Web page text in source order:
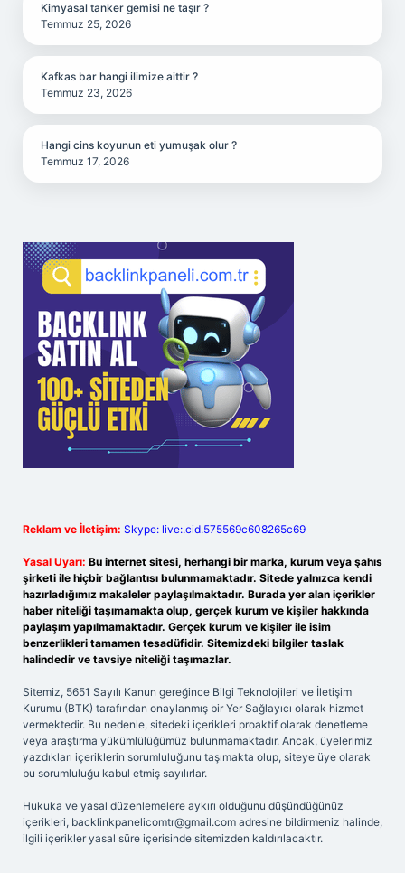
Kimyasal tanker gemisi ne taşır ?
Temmuz 25, 2026
Kafkas bar hangi ilimize aittir ?
Temmuz 23, 2026
Hangi cins koyunun eti yumuşak olur ?
Temmuz 17, 2026
Reklam ve İletişim: Skype: live:.cid.575569c608265c69
Yasal Uyarı: Bu internet sitesi, herhangi bir marka, kurum veya şahıs
şirketi ile hiçbir bağlantısı bulunmamaktadır. Sitede yalnızca kendi
hazırladığımız makaleler paylaşılmaktadır. Burada yer alan içerikler
haber niteliği taşımamakta olup, gerçek kurum ve kişiler hakkında
paylaşım yapılmamaktadır. Gerçek kurum ve kişiler ile isim
benzerlikleri tamamen tesadüfidir. Sitemizdeki bilgiler taslak
halindedir ve tavsiye niteliği taşımazlar.
Sitemiz, 5651 Sayılı Kanun gereğince Bilgi Teknolojileri ve İletişim
Kurumu (BTK) tarafından onaylanmış bir Yer Sağlayıcı olarak hizmet
vermektedir. Bu nedenle, sitedeki içerikleri proaktif olarak denetleme
veya araştırma yükümlülüğümüz bulunmamaktadır. Ancak, üyelerimiz
yazdıkları içeriklerin sorumluluğunu taşımakta olup, siteye üye olarak
bu sorumluluğu kabul etmiş sayılırlar.
Hukuka ve yasal düzenlemelere aykırı olduğunu düşündüğünüz
içerikleri, backlinkpanelicomtr@gmail.com adresine bildirmeniz halinde,
ilgili içerikler yasal süre içerisinde sitemizden kaldırılacaktır.